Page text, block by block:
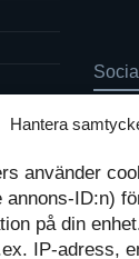
Hantera
använder
ID:n)
på din
IP-adress,
Följ